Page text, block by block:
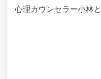
心理カウンセラー小林